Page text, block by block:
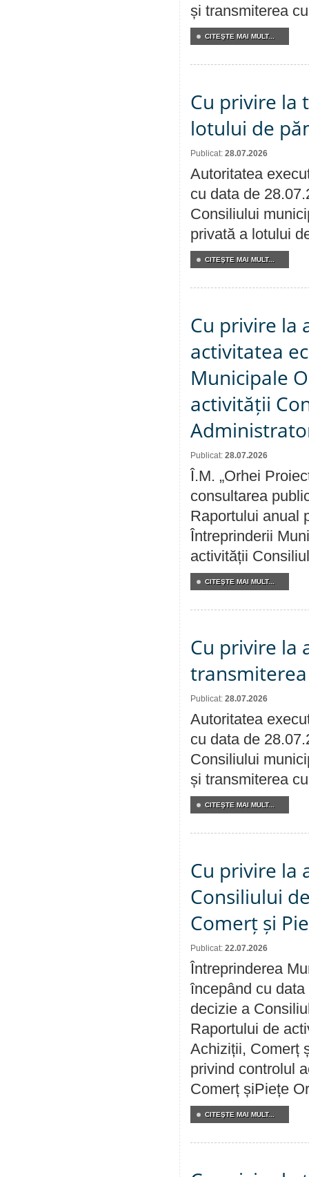
și transmiterea
CITEŞTE MAI MULT...
Cu privire la
lotului de
Publicat: 28.07.2026
Autoritatea
cu data de
Consiliului
privată a lotului
CITEŞTE MAI MULT...
Cu privire la
activitatea
Municipale
activității
Publicat: 28.07.2026
Î.M. „Orhei
consultarea
Raportului anual
Întreprinderii
activității
CITEŞTE MAI MULT...
Cu privire la
Publicat: 28.07.2026
Autoritatea
cu data de
Consiliului
și transmiterea
CITEŞTE MAI MULT...
Cu privire la
Consiliului
Comerț și
Publicat: 22.07.2026
Întreprinderea
începând cu
decizie a
Raportului de
Achiziții, Comerț
privind controlul
Comerț șiPiețe
CITEŞTE MAI MULT...